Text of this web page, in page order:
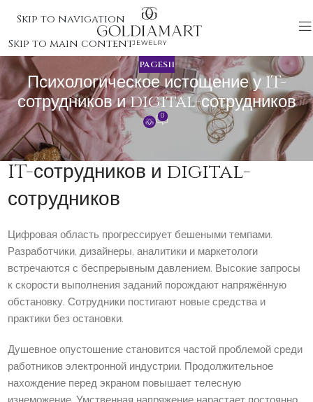
Skip to navigation
Skip to main content
PAGES11
Психологическое истощение у IT-
сотрудников и digital-сотрудников
0
Психологическое истощение у
IT-сотрудников и digital-
сотрудников
Цифровая область прогрессирует бешеными темпами.
Разработчики, дизайнеры, аналитики и маркетологи
встречаются с беспрерывным давлением. Высокие запросы
к скорости выполнения заданий порождают напряжённую
обстановку. Сотрудники постигают новые средства и
практики без остановки.
Душевное опустошение становится частой проблемой среди
работников электронной индустрии. Продолжительное
нахождение перед экраном повышает телесную